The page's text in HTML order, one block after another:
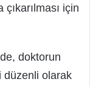
için
doktorun
düzenli olarak